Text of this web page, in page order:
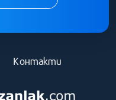
Контакти